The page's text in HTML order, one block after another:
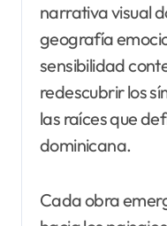
narrativa visual
geografía
sensibilidad
redescubrir los
las raíces que
dominicana.
Cada obra